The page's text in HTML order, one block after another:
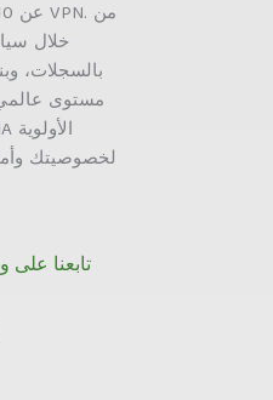
خلال
بالسجلات،
مستوى
لخصوصيتك
تابعنا